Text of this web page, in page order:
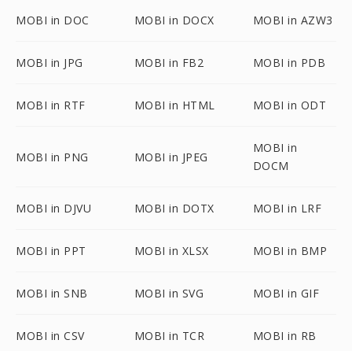
MOBI in DOC MOBI in DOCX MOBI in AZW3
MOBI in JPG MOBI in FB2 MOBI in PDB
MOBI in RTF MOBI in HTML MOBI in ODT
MOBI in PNG MOBI in JPEG
MOBI in
DOCM
MOBI in DJVU MOBI in DOTX MOBI in LRF
MOBI in PPT MOBI in XLSX MOBI in BMP
MOBI in SNB MOBI in SVG MOBI in GIF
MOBI in CSV MOBI in TCR MOBI in RB